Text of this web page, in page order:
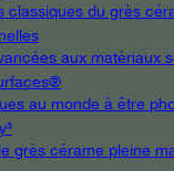
classiques du grès
aux matériaux
au monde à être
grès cérame pleine